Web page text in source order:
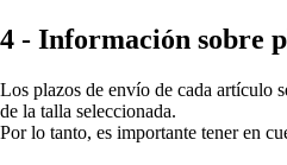
4 - Información sobre
Los plazos de envío de cada artículo
de la talla seleccionada.
Por lo tanto, es importante tener en